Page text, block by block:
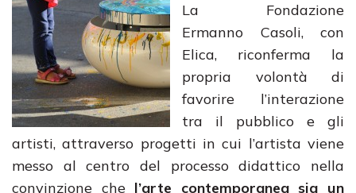
La Fondazione
Ermanno Casoli, con
Elica, riconferma la
propria volontà di
favorire l’interazione
tra il pubblico e gli
artisti, attraverso progetti in cui l’artista viene
messo al centro del processo didattico nella
convinzione che l’arte contemporanea sia un